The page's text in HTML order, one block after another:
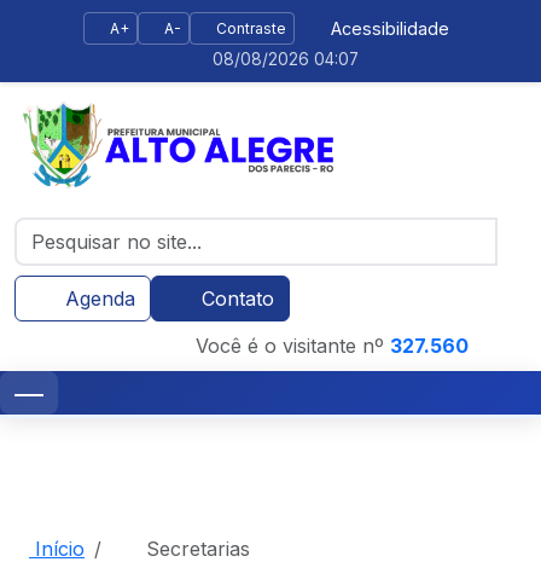
A+ A- Contraste Acessibilidade
08/08/2026 04:07
Agenda
Contato
Você é o visitante nº 327.560
Início Secretarias